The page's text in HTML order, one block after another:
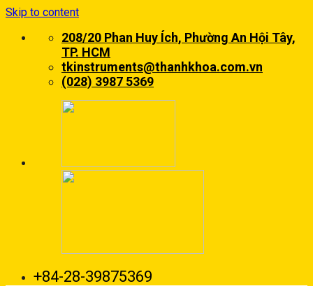
Skip to content
208/20 Phan Huy Ích, Phường An Hội Tây,
TP. HCM
tkinstruments@thanhkhoa.com.vn
(028) 3987 5369
+84-28-39875369